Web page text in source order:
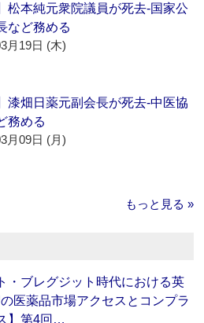
松本純元衆院議員が死去‐国家公
など務める
月19日 (木)
漆畑日薬元副会長が死去‐中医協
務める
月09日 (月)
もっと見る »
・ブレグジット時代における英
医薬品市場アクセスとコンプラ
】第4回…